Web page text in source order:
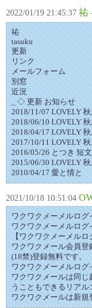
2022/01/19 21:45:37 祐
祐
tasuku
更新
リンク
メールフォーム
別窓
近況
_ ◇ 更新 お知らせ
2018/11/07 LOVELY 秋
2018/06/10 LOVELY 秋
2018/04/17 LOVELY 秋
2017/10/11 LOVELY 秋
2016/05/26 とつき 短文
2015/06/30 LOVELY
2010/04/17 愛と情と
2021/10/18 10:51:04
ワクワクメーメルログ
ワクワクメーメルログ
【ワクワクメーメル
ワクワクメール会員登
(18禁)登録無料です。
ワクワクメーメルログ
ワクワクメールは同
うこともできるリアル
ワクワクメールは新規